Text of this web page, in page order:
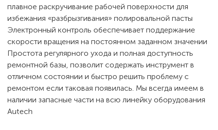
плавное раскручивание рабочей поверхности для
избежания «разбрызгивания» полировальной пасты
Электронный контроль обеспечивает поддержание
скорости вращения на постоянном заданном значении
Простота регулярного ухода и полная доступность
ремонтной базы, позволит содержать инструмент в
отличном состоянии и быстро решить проблему с
ремонтом если таковая появилась. Мы всегда имеем в
наличии запасные части на всю линейку оборудования
Autech